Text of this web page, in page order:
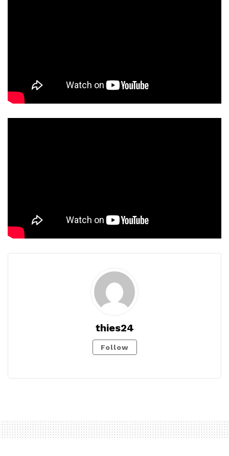
thies24
Follow